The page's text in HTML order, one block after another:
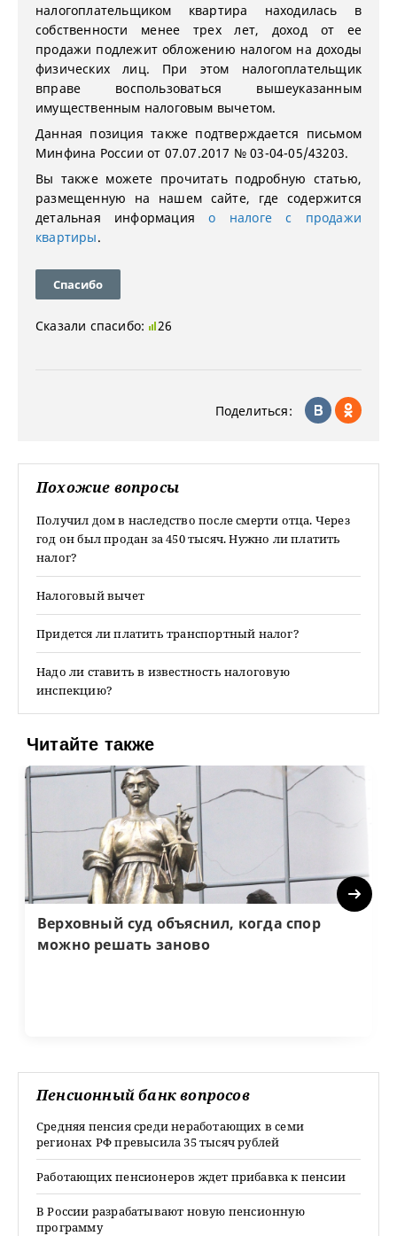
налогоплательщиком квартира находилась в
собственности менее трех лет, доход от ее
продажи подлежит обложению налогом на доходы
физических лиц. При этом налогоплательщик
вправе воспользоваться вышеуказанным
имущественным налоговым вычетом.
Данная позиция также подтверждается письмом
Минфина России от 07.07.2017 № 03-04-05/43203.
Вы также можете прочитать подробную статью,
размещенную на нашем сайте, где содержится
детальная информацияо налоге с продажи
квартиры.
Спасибо
Сказали спасибо: 26
Поделиться:
Похожие вопросы
Получил дом в наследство после смерти отца. Через
год он был продан за 450 тысяч. Нужно ли платить
налог?
Налоговый вычет
Придется ли платить транспортный налог?
Надо ли ставить в известность налоговую
инспекцию?
Читайте также
Верховный суд объяснил, когда спор
можно решать заново
Next
Пенсионный банк вопросов
Средняя пенсия среди неработающих в семи
регионах РФ превысила 35 тысяч рублей
Работающих пенсионеров ждет прибавка к пенсии
В России разрабатывают новую пенсионную
программу